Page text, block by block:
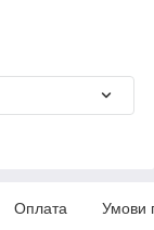
Оплата Умови